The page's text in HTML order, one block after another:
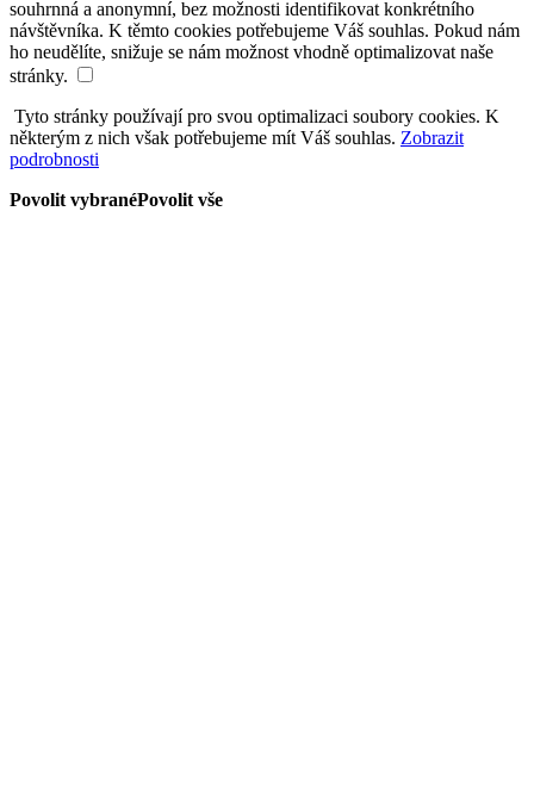
souhrnná a anonymní, bez možnosti identifikovat konkrétního
návštěvníka. K těmto cookies potřebujeme Váš souhlas. Pokud nám
ho neudělíte, snižuje se nám možnost vhodně optimalizovat naše
stránky.
Tyto stránky používají pro svou optimalizaci soubory cookies. K
některým z nich však potřebujeme mít Váš souhlas. Zobrazit
podrobnosti
Povolit vybranéPovolit vše